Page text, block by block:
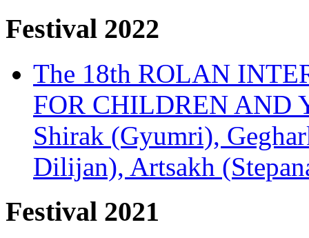
Festival 2022
The 18th ROLAN
FOR CHILDREN AND
Shirak (Gyumri),
Dilijan), Artsakh
Festival 2021